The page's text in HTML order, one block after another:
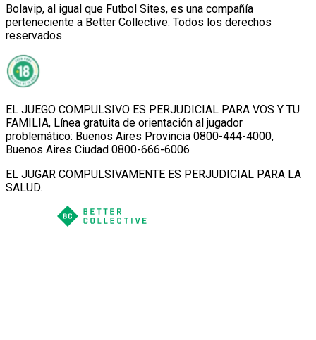
Bolavip, al igual que Futbol Sites, es una compañía
perteneciente a Better Collective. Todos los derechos
reservados.
EL JUEGO COMPULSIVO ES PERJUDICIAL PARA VOS Y TU
FAMILIA, Línea gratuita de orientación al jugador
problemático: Buenos Aires Provincia 0800-444-4000,
Buenos Aires Ciudad 0800-666-6006
EL JUGAR COMPULSIVAMENTE ES PERJUDICIAL PARA LA
SALUD.